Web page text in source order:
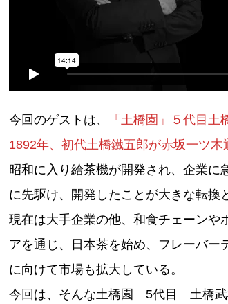
今回のゲストは、 「土橋園」５代目土
1892年、初代土橋鐵五郎が赤坂一ツ
昭和に入り給茶機が開発され、企業に
に先駆け、開発したことが大きな転換
現在は大手企業の他、和食チェーンや
アを通じ、日本茶を始め、フレーバ
に向けて市場も拡大している。
今回は、そんな土橋園 5代目 土橋武